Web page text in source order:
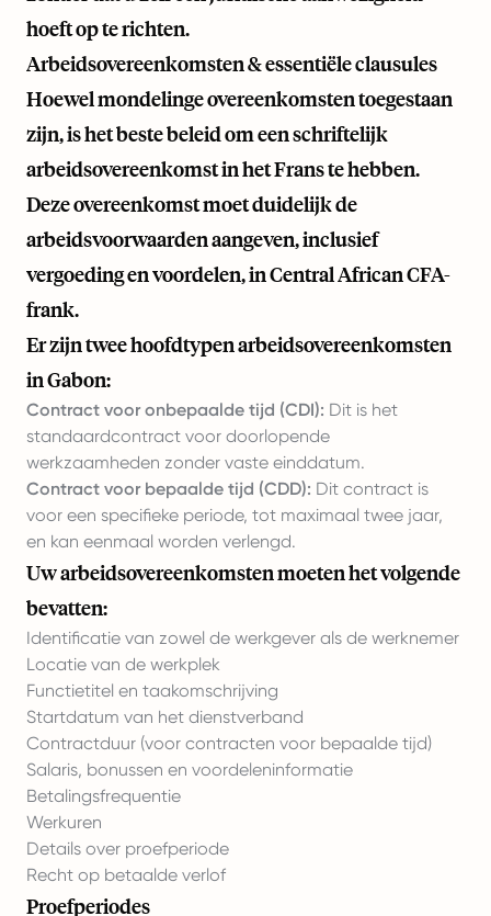
hoeft op te richten.
Arbeidsovereenkomsten & essentiële clausules
Hoewel mondelinge overeenkomsten toegestaan
zijn, is het beste beleid om een schriftelijk
arbeidsovereenkomst in het Frans te hebben.
Deze overeenkomst moet duidelijk de
arbeidsvoorwaarden aangeven, inclusief
vergoeding en voordelen, in Central African CFA-
frank.
Er zijn twee hoofdtypen arbeidsovereenkomsten
in Gabon:
Contract voor onbepaalde tijd (CDI): Dit is het
standaardcontract voor doorlopende
werkzaamheden zonder vaste einddatum.
Contract voor bepaalde tijd (CDD): Dit contract is
voor een specifieke periode, tot maximaal twee jaar,
en kan eenmaal worden verlengd.
Uw arbeidsovereenkomsten moeten het volgende
bevatten:
Identificatie van zowel de werkgever als de werknemer
Locatie van de werkplek
Functietitel en taakomschrijving
Startdatum van het dienstverband
Contractduur (voor contracten voor bepaalde tijd)
Salaris, bonussen en voordeleninformatie
Betalingsfrequentie
Werkuren
Details over proefperiode
Recht op betaalde verlof
Proefperiodes